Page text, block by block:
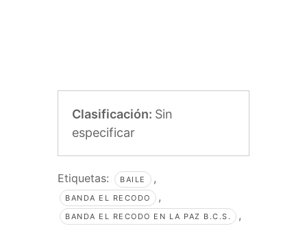
Clasificación: Sin
especificar
Etiquetas: BAILE ,
BANDA EL RECODO ,
BANDA EL RECODO EN LA PAZ B.C.S. ,